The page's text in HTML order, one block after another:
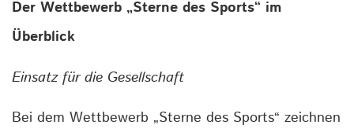
Der Wettbewerb „Sterne des Sports“ im
Überblick
Einsatz für die Gesellschaft
Bei dem Wettbewerb „Sterne des Sports“ zeichnen